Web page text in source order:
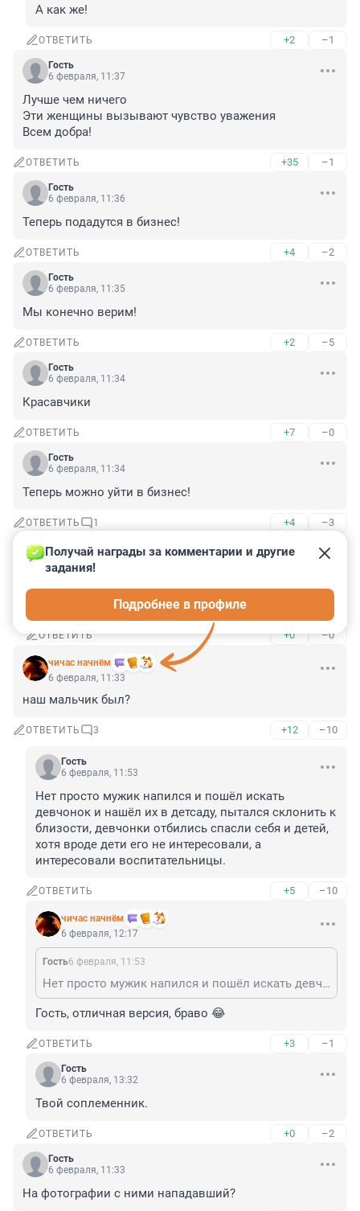
А как же!
ОТВЕТИТЬ +2 –1
Гость
6 февраля, 11:37
Лучше чем ничего
Эти женщины вызывают чувство уважения
Всем добра!
ОТВЕТИТЬ +35 –1
Гость
6 февраля, 11:36
Теперь подадутся в бизнес!
ОТВЕТИТЬ +4 –2
Гость
6 февраля, 11:35
Мы конечно верим!
ОТВЕТИТЬ +2 –5
Гость
6 февраля, 11:34
Красавчики
ОТВЕТИТЬ +7 –0
Гость
6 февраля, 11:34
Теперь можно уйти в бизнес!
ОТВЕТИТЬ 1 +4 –3
Гость
6 февраля, 16:07
В какой? Семечками на вокзале торговать? И то не
ОТВЕТИТЬ +0 –0
чичас начнём
Получай награды за комментарии и другие
задания!
Подробнее в профиле
6 февраля, 11:33
наш мальчик был?
ОТВЕТИТЬ 3 +12 –10
Гость
6 февраля, 11:53
Нет просто мужик напился и пошёл искать
девчонок и нашёл их в детсаду, пытался склонить к
близости, девчонки отбились спасли себя и детей,
хотя вроде дети его не интересовали, а
интересовали воспитательницы.
ОТВЕТИТЬ +5 –10
чичас начнём
6 февраля, 12:17
Гость6 февраля, 11:53
Нет просто мужик напился и пошёл искать девчонок и нашёл их в детсаду, пытался склонить к близости, девчонки отбились спасли себя и детей, хотя вроде дети его не интересовали, а интересовали воспитательницы.
Гость, отличная версия, браво 😂
ОТВЕТИТЬ +3 –1
Гость
6 февраля, 13:32
Твой соплеменник.
ОТВЕТИТЬ +0 –2
Гость
6 февраля, 11:33
На фотографии с ними нападавший?